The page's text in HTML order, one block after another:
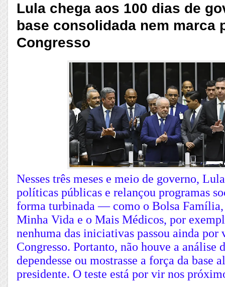
Lula chega aos 100 dias de
base consolidada nem marca
Congresso
Nesses três meses e meio de governo,
políticas públicas e relançou programas
forma turbinada — como o Bolsa Família,
Minha Vida e o Mais Médicos, por
nenhuma das iniciativas passou ainda por
Congresso. Portanto, não houve a análise
dependesse ou mostrasse a força da base
presidente. O teste está por vir nos